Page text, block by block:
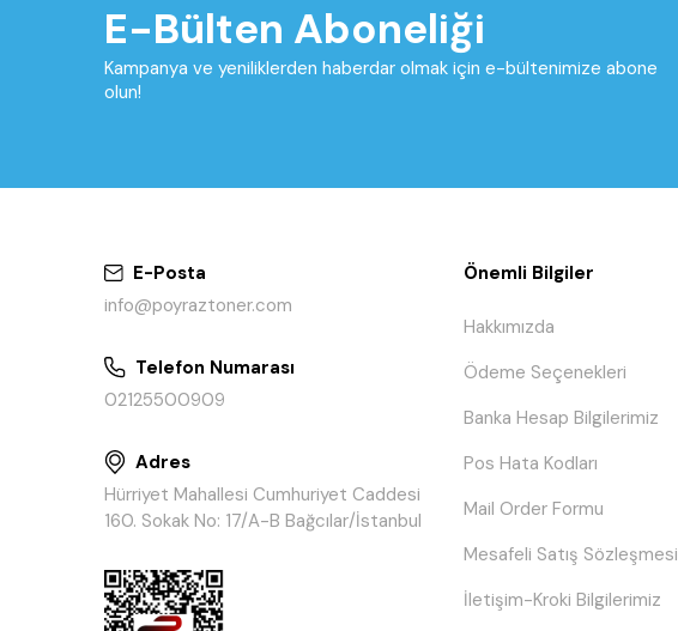
E-Bülten Aboneliği
Kampanya ve yeniliklerden haberdar olmak için e-bültenimize abone
olun!
E-Posta
info@poyraztoner.com
Telefon Numarası
02125500909
Adres
Hürriyet Mahallesi Cumhuriyet Caddesi
160. Sokak No: 17/A-B Bağcılar/İstanbul
Önemli Bilgiler
Hakkımızda
Ödeme Seçenekleri
Banka Hesap Bilgilerimiz
Pos Hata Kodları
Mail Order Formu
Mesafeli Satış Sözleşmesi
İletişim-Kroki Bilgilerimiz